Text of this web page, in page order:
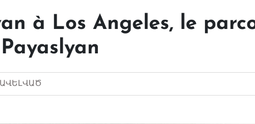
à Los Angeles, le